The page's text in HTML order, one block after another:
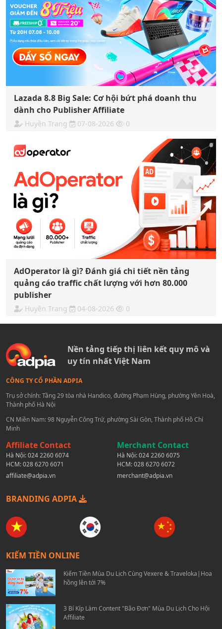
Lazada 8.8 Big Sale: Cơ hội bứt phá doanh thu
dành cho Publisher Affiliate
Huyền Trang 07-08-2026 0
AdOperator là gì? Đánh giá chi tiết nền tảng
quảng cáo traffic chất lượng với hơn 80.000
publisher
Huyền Trang 04-08-2026 0
Nền tảng tiếp thị liên kết quy mô và
uy tín nhất Việt Nam
CÔNG TY CỔ PHẦN ADPIA
Trụ sở chính: Tầng 29 tòa nhà Handico, đường Phạm Hùng, phường Yên Hoà,
Thành phố Hà Nội
CN Miền Nam: 98 Nguyễn Công Trứ, phường Sài Gòn, Thành phố Hồ Chí
Minh
Affiliate Contact
Hà Nội:024 2260 6074
HCM:028 6270 6071
affiliate@adpia.vn
Merchant Contact
Hà Nội:024 2260 6075
HCM:028 6270 6072
merchant@adpia.vn
BRANDING ADPIA
KIẾM TIỀN ONLINE
Kiếm Tiền Mùa Du Lịch Cùng Vexere & Traveloka|Hoa
hồng lên tới 7%
3 Bí Kíp Làm Content "Bão Đơn" Mùa Du Lịch Cho Hội
Affiliate